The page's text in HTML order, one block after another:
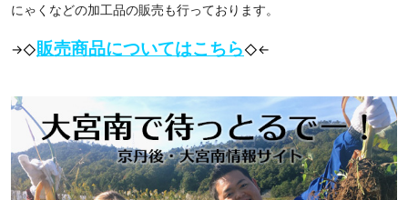
にゃくなどの加工品の販売も行っております。
→◇販売商品についてはこちら◇←